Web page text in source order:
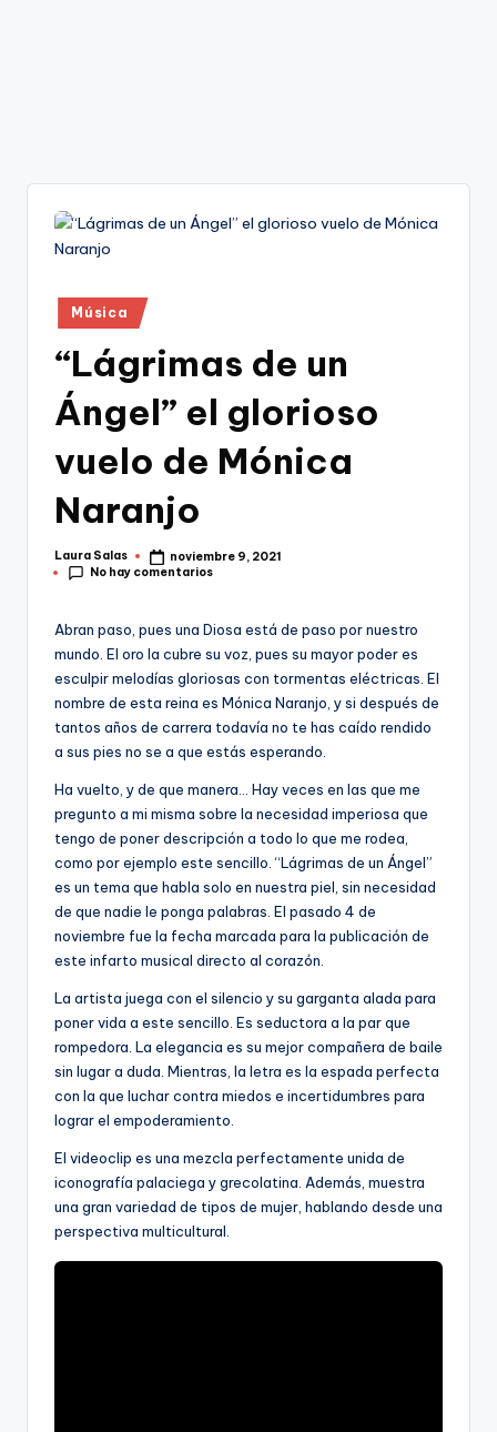
Publicado
en
Música
“Lágrimas de un
Ángel” el glorioso
vuelo de Mónica
Naranjo
Publicado
por
Laura Salas
noviembre 9, 2021
No hay comentarios
Abran paso, pues una Diosa está de paso por nuestro
mundo. El oro la cubre su voz, pues su mayor poder es
esculpir melodías gloriosas con tormentas eléctricas. El
nombre de esta reina es Mónica Naranjo, y si después de
tantos años de carrera todavía no te has caído rendido
a sus pies no se a que estás esperando.
Ha vuelto, y de que manera… Hay veces en las que me
pregunto a mi misma sobre la necesidad imperiosa que
tengo de poner descripción a todo lo que me rodea,
como por ejemplo este sencillo. “Lágrimas de un Ángel”
es un tema que habla solo en nuestra piel, sin necesidad
de que nadie le ponga palabras. El pasado 4 de
noviembre fue la fecha marcada para la publicación de
este infarto musical directo al corazón.
La artista juega con el silencio y su garganta alada para
poner vida a este sencillo. Es seductora a la par que
rompedora. La elegancia es su mejor compañera de baile
sin lugar a duda. Mientras, la letra es la espada perfecta
con la que luchar contra miedos e incertidumbres para
lograr el empoderamiento.
El videoclip es una mezcla perfectamente unida de
iconografía palaciega y grecolatina. Además, muestra
una gran variedad de tipos de mujer, hablando desde una
perspectiva multicultural.